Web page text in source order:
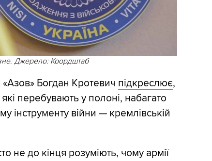
Джерело: Коордштаб
Богдан Кротевич підкреслює,
перебувають у полоні, набагато
інструменту війни — кремлівській
не до кінця розуміють, чому армії